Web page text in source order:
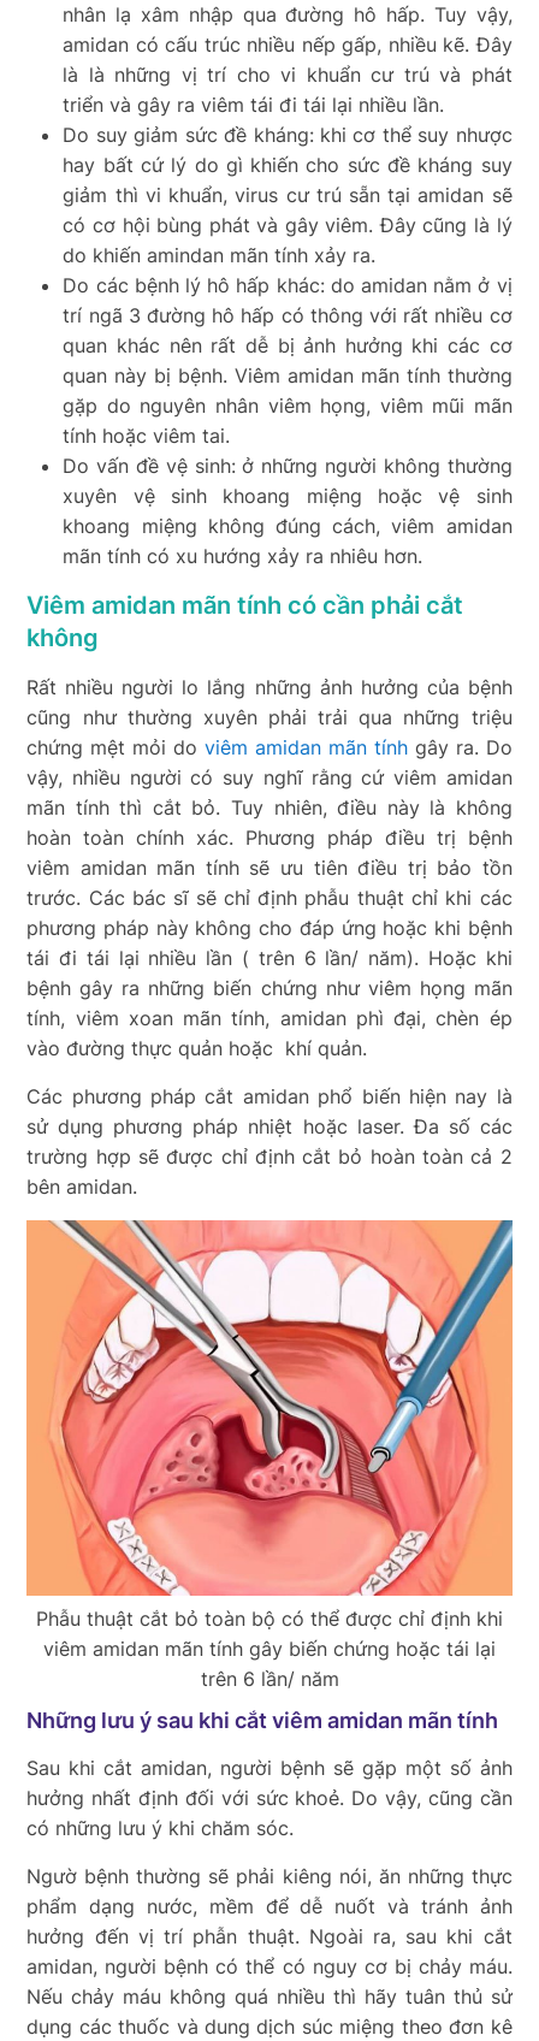
nhân lạ xâm nhập qua đường hô hấp. Tuy vậy,
amidan có cấu trúc nhiều nếp gấp, nhiều kẽ. Đây
là là những vị trí cho vi khuẩn cư trú và phát
triển và gây ra viêm tái đi tái lại nhiều lần.
Do suy giảm sức đề kháng: khi cơ thể suy nhược
hay bất cứ lý do gì khiến cho sức đề kháng suy
giảm thì vi khuẩn, virus cư trú sẵn tại amidan sẽ
có cơ hội bùng phát và gây viêm. Đây cũng là lý
do khiến amindan mãn tính xảy ra.
Do các bệnh lý hô hấp khác: do amidan nằm ở vị
trí ngã 3 đường hô hấp có thông với rất nhiều cơ
quan khác nên rất dễ bị ảnh hưởng khi các cơ
quan này bị bệnh. Viêm amidan mãn tính thường
gặp do nguyên nhân viêm họng, viêm mũi mãn
tính hoặc viêm tai.
Do vấn đề vệ sinh: ở những người không thường
xuyên vệ sinh khoang miệng hoặc vệ sinh
khoang miệng không đúng cách, viêm amidan
mãn tính có xu hướng xảy ra nhiêu hơn.
Viêm amidan mãn tính có cần phải cắt
không
Rất nhiều người lo lắng những ảnh hưởng của bệnh
cũng như thường xuyên phải trải qua những triệu
chứng mệt mỏi doviêm amidan mãn tínhgây ra. Do
vậy, nhiều người có suy nghĩ rằng cứ viêm amidan
mãn tính thì cắt bỏ. Tuy nhiên, điều này là không
hoàn toàn chính xác. Phương pháp điều trị bệnh
viêm amidan mãn tính sẽ ưu tiên điều trị bảo tồn
trước. Các bác sĩ sẽ chỉ định phẫu thuật chỉ khi các
phương pháp này không cho đáp ứng hoặc khi bệnh
tái đi tái lại nhiều lần ( trên 6 lần/ năm). Hoặc khi
bệnh gây ra những biến chứng như viêm họng mãn
tính, viêm xoan mãn tính, amidan phì đại, chèn ép
vào đường thực quản hoặc khí quản.
Các phương pháp cắt amidan phổ biến hiện nay là
sử dụng phương pháp nhiệt hoặc laser. Đa số các
trường hợp sẽ được chỉ định cắt bỏ hoàn toàn cả 2
bên amidan.
Phẫu thuật cắt bỏ toàn bộ có thể được chỉ định khi
viêm amidan mãn tính gây biến chứng hoặc tái lại
trên 6 lần/ năm
Những lưu ý sau khi cắt viêm amidan mãn tính
Sau khi cắt amidan, người bệnh sẽ gặp một số ảnh
hưởng nhất định đối với sức khoẻ. Do vậy, cũng cần
có những lưu ý khi chăm sóc.
Ngườ bệnh thường sẽ phải kiêng nói, ăn những thực
phẩm dạng nước, mềm để dễ nuốt và tránh ảnh
hưởng đến vị trí phẫn thuật. Ngoài ra, sau khi cắt
amidan, người bệnh có thể có nguy cơ bị chảy máu.
Nếu chảy máu không quá nhiều thì hãy tuân thủ sử
dụng các thuốc và dung dịch súc miệng theo đơn kê